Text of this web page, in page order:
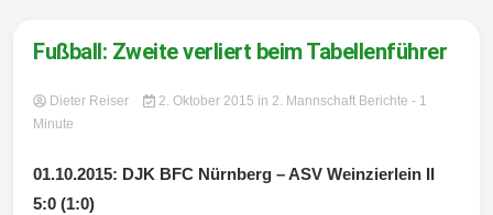
ein-
Fußball: Zweite verliert beim Tabellenführer
Dieter Reiser 2. Oktober 2015 in 2. Mannschaft Berichte - 1
Minute
01.10.2015: DJK BFC Nürnberg – ASV Weinzierlein II
5:0 (1:0)